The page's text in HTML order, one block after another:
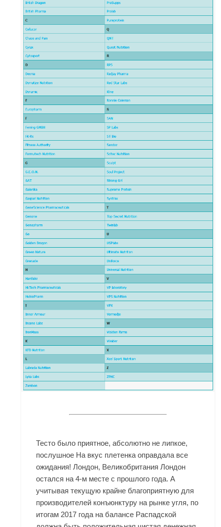
Тесто было приятное, абсолютно не липкое,
послушное На вкус плетенка оправдала все
ожидания! Лондон, Великобритания Лондон
остался на 4-м месте с прошлого года. А
учитывая текущую крайне благоприятную для
производителей конъюнктуру на рынке угля, по
итогам 2017 года на балансе Распадской